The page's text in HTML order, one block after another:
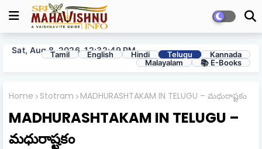
Sat, Aug 8, 2026, 12:32:49 PM
Tamil English Hindi Telugu
Kannada
Malayalam
📚 E-Books
Home Stotram MADHURASHTAKAM IN TELUGU – మధురాష్టకం
MADHURASHTAKAM IN TELUGU –
మధురాష్టకం